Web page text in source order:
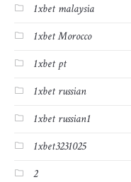
1xbet malaysia
1xbet Morocco
1xbet pt
1xbet russian
1xbet russian1
1xbet3231025
2